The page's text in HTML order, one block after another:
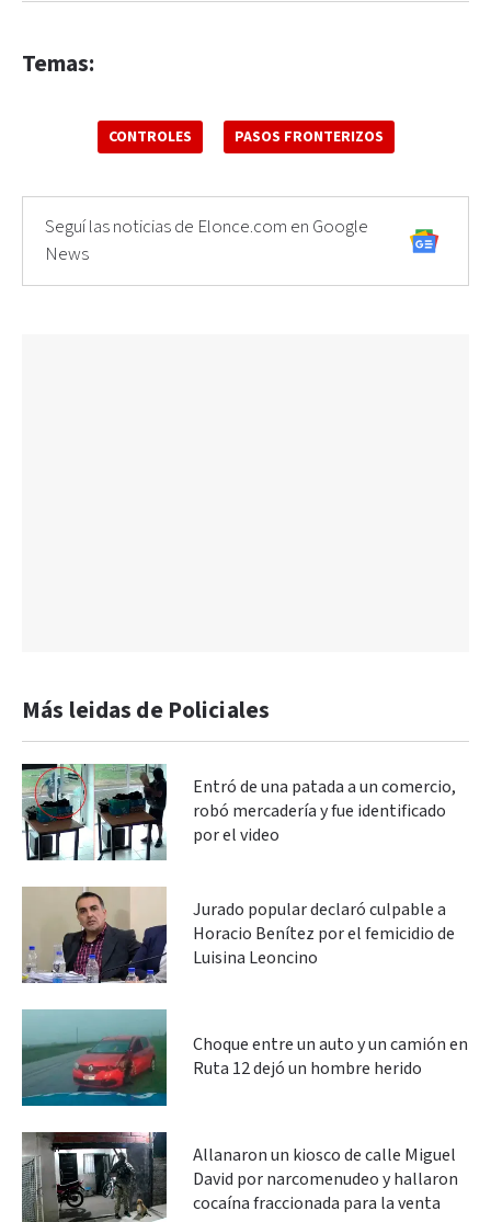
Temas:
CONTROLES PASOS FRONTERIZOS
Seguí las noticias de Elonce.com en Google
News
Más leidas de Policiales
Entró de una patada a un comercio,
robó mercadería y fue identificado
por el video
Jurado popular declaró culpable a
Horacio Benítez por el femicidio de
Luisina Leoncino
Choque entre un auto y un camión en
Ruta 12 dejó un hombre herido
Allanaron un kiosco de calle Miguel
David por narcomenudeo y hallaron
cocaína fraccionada para la venta